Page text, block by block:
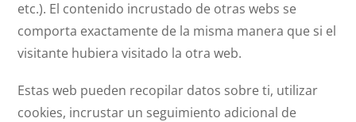
etc.). El contenido incrustado de otras webs se
comporta exactamente de la misma manera que si el
visitante hubiera visitado la otra web.
Estas web pueden recopilar datos sobre ti, utilizar
cookies, incrustar un seguimiento adicional de